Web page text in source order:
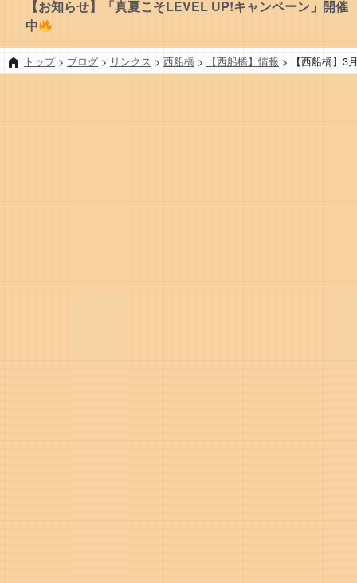
トップ> ブログ > リンクス > 西船橋 > 【西船橋】情報 > 【西船橋】
【お知らせ】「真夏こそLEVEL UP!キャンペーン」開催
中